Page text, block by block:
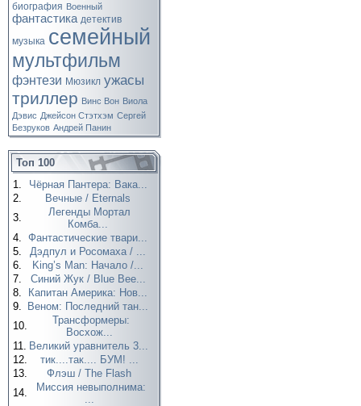
биография Военный
фантастика детектив
музыка семейный
мультфильм
фэнтези Мюзикл ужасы
триллер Винс Вон Виола
Дэвис Джейсон Стэтхэм Сергей
Безруков Андрей Панин
Топ 100
1.
Чёрная Пантера: Вака...
2.
Вечные / Eternals
3.
Легенды Мортал
Комба...
4. Фантастические твари...
5.
Дэдпул и Росомаха / ...
6.
King’s Man: Начало /...
7.
Синий Жук / Blue Bee...
8.
Капитан Америка: Нов...
9.
Веном: Последний тан...
10.
Трансформеры:
Восхож...
11. Великий уравнитель 3...
12.
тик....так.... БУМ! ...
13.
Флэш / The Flash
14.
Миссия невыполнима:
...